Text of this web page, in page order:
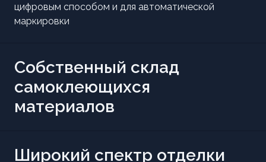
цифровым способом и для автоматической
маркировки
Собственный склад
самоклеющихся
материалов
Широкий спектр отделки